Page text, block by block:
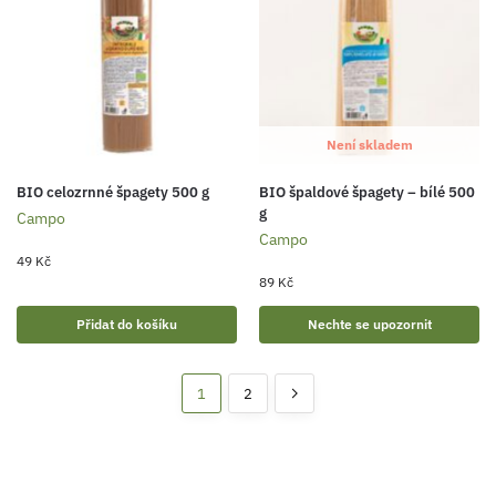
BIO celozrnné špagety 500 g
Campo
49 Kč
Přidat do košíku
Není skladem
BIO špaldové špagety – bílé 500
g
Campo
89 Kč
Nechte se upozornit
1 2